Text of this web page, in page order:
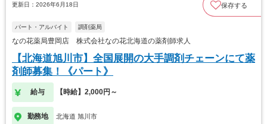
更新日：2026年6月18日 保存する
パート・アルバイト 調剤薬局
なの花薬局豊岡店 株式会社なの花北海道の薬剤師求人
【北海道旭川市】全国展開の大手調剤チェーンにて薬
剤師募集！《パート》
給与 【時給】2,000円～
勤務地 北海道 旭川市